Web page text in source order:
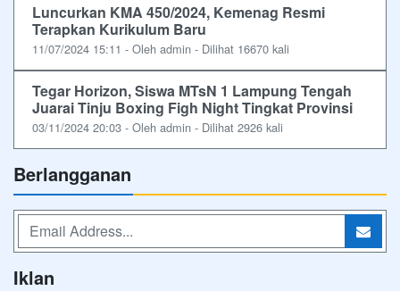
Luncurkan KMA 450/2024, Kemenag Resmi
Terapkan Kurikulum Baru
11/07/2024 15:11 - Oleh admin - Dilihat 16670 kali
Tegar Horizon, Siswa MTsN 1 Lampung Tengah
Juarai Tinju Boxing Figh Night Tingkat Provinsi
03/11/2024 20:03 - Oleh admin - Dilihat 2926 kali
Berlangganan
Iklan